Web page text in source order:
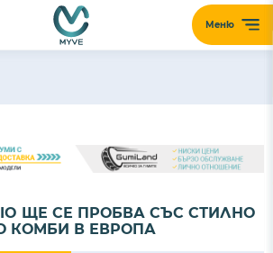
Меню
ЩЕ СЕ ПРОБВА СЪС СТИЛНО
КОМБИ В ЕВРОПА